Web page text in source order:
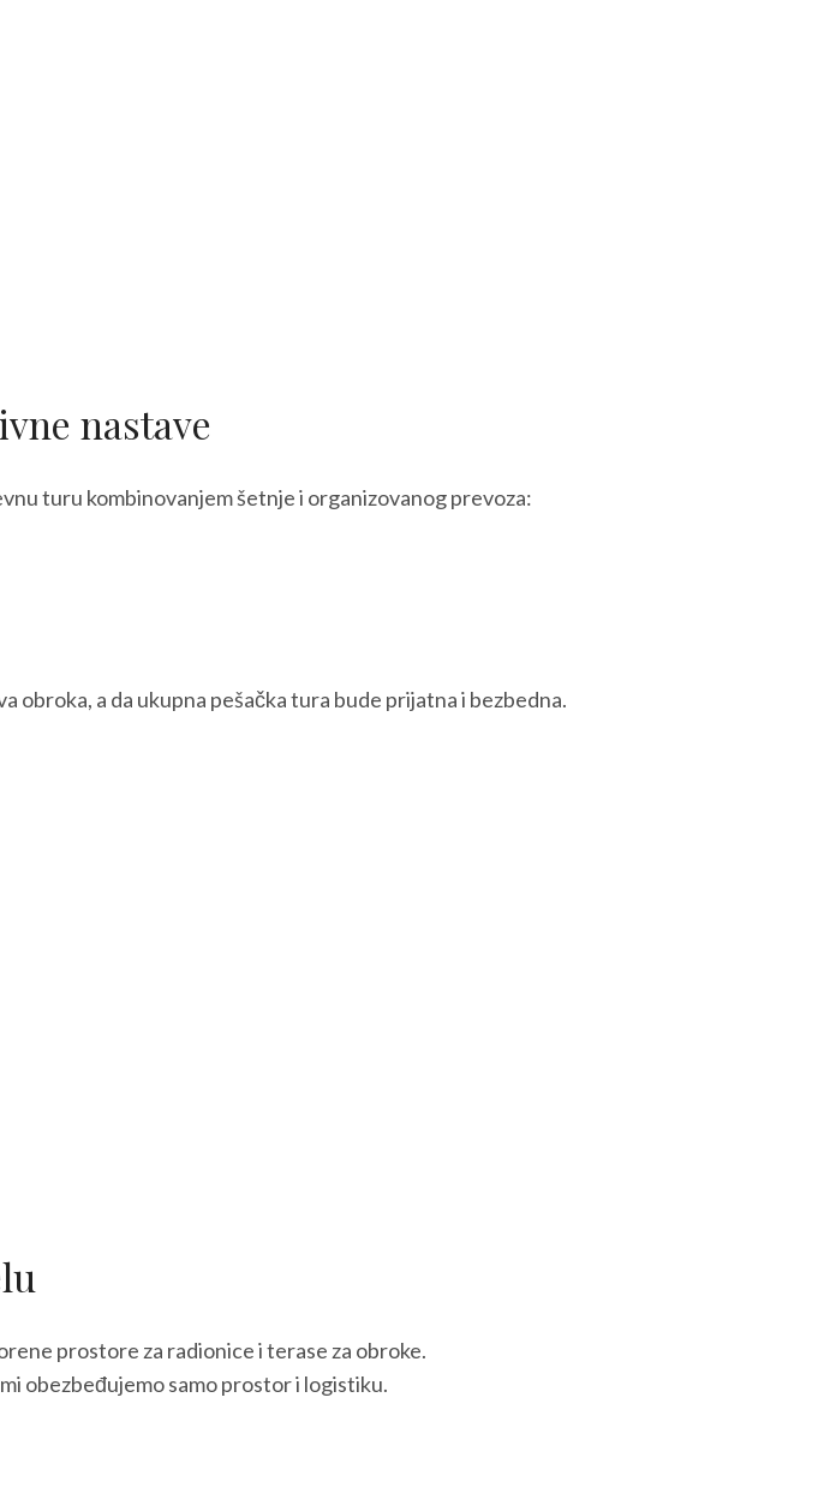
nastave
turu kombinovanjem šetnje i organizovanog prevoza:
obroka, a da ukupna pešačka tura bude prijatna i bezbedna.
prostore za radionice i terase za obroke.
obezbeđujemo samo prostor i logistiku.